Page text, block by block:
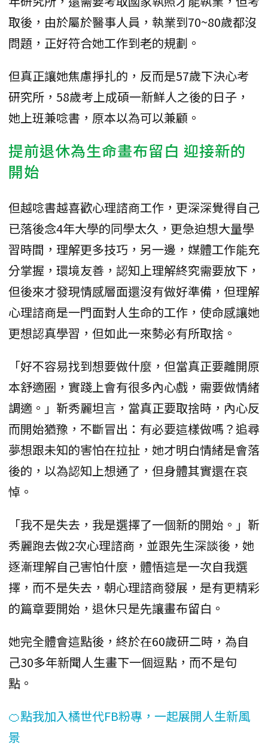
取後，由於屬於醫事人員，執業到70~80歲都沒
問題，正好符合她工作到老的規劃。
但真正讓她焦慮掙扎的，反而是57歲下決心考
研究所，58歲考上成碩一新鮮人之後的日子，
她上班兼唸書，原本以為可以兼顧。
提前退休為生命畫布留白 迎接新的
開始
但越唸書越喜歡心理諮商工作，更深深覺得自己
已落後念4年大學的同學太久，更急迫想大量學
習時間，理解更多技巧，另一邊，媒體工作能充
分掌握，環境友善，認知上理解終究需要放下，
但後來才發現情感層面還沒有做好準備，但理解
心理諮商是一門面對人生命的工作，使命感讓她
更想認真學習，但如此一來勢必有所取捨。
「好不容易找到想要做什麼，但當真正要離開原
本舒適圈，實踐上會有很多內心戲，需要做情緒
調適。」靳秀麗坦言，當真正要取捨時，內心反
而開始猶豫，不斷冒出：有必要這樣做嗎？追尋
夢想跟未知的害怕在拉扯，她才明白情緒是會落
後的，以為認知上想通了，但身體其實還在哀
悼。
「我不是失去，我是選擇了一個新的開始。」靳
秀麗跑去做2次心理諮商，並跟先生深談後，她
逐漸理解自己害怕什麼，體悟這是一次自我選
擇，而不是失去，朝心理諮商發展，是有更精彩
的篇章要開始，退休只是先讓畫布留白。
她完全體會這點後，終於在60歲研二時，為自
己30多年新聞人生畫下一個逗點，而不是句
點。
🍊點我加入橘世代FB粉專，一起展開人生新風
景